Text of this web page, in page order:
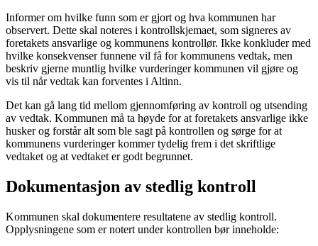
Informer om hvilke funn som er gjort og hva kommunen har
observert. Dette skal noteres i kontrollskjemaet, som signeres av
foretakets ansvarlige og kommunens kontrollør. Ikke konkluder med
hvilke konsekvenser funnene vil få for kommunens vedtak, men
beskriv gjerne muntlig hvilke vurderinger kommunen vil gjøre og
vis til når vedtak kan forventes i Altinn.
Det kan gå lang tid mellom gjennomføring av kontroll og utsending
av vedtak. Kommunen må ta høyde for at foretakets ansvarlige ikke
husker og forstår alt som ble sagt på kontrollen og sørge for at
kommunens vurderinger kommer tydelig frem i det skriftlige
vedtaket og at vedtaket er godt begrunnet.
Dokumentasjon av stedlig kontroll
Kommunen skal dokumentere resultatene av stedlig kontroll.
Opplysningene som er notert under kontrollen bør inneholde: